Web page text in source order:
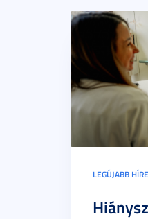
LEGÚJABB